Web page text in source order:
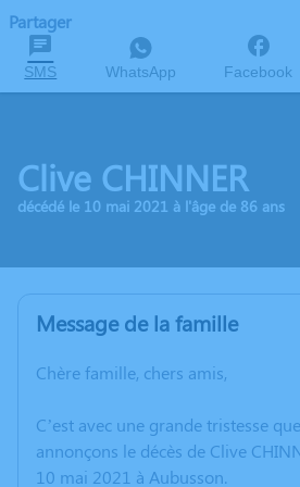
Partager
SMS WhatsApp Facebook
Clive CHINNER
décédé le 10 mai 2021 à l'âge de 86 ans
Message de la famille
Chère famille, chers amis,
C’est avec une grande tristesse
annonçons le décès de Clive
10 mai 2021 à Aubusson.